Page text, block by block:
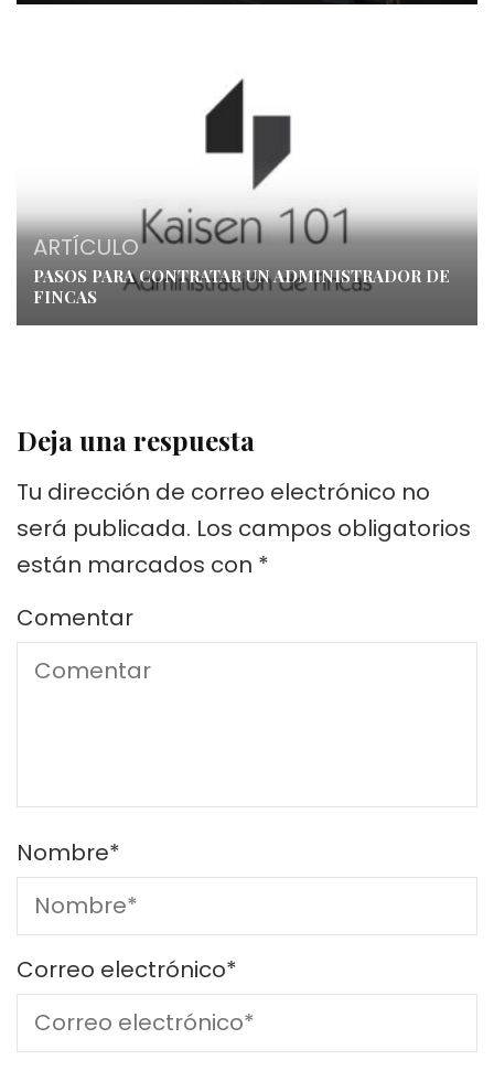
ARTÍCULO
PASOS PARA CONTRATAR UN ADMINISTRADOR DE
FINCAS
Deja una respuesta
Tu dirección de correo electrónico no
será publicada. Los campos obligatorios
están marcados con *
Comentar
Nombre*
Correo electrónico*